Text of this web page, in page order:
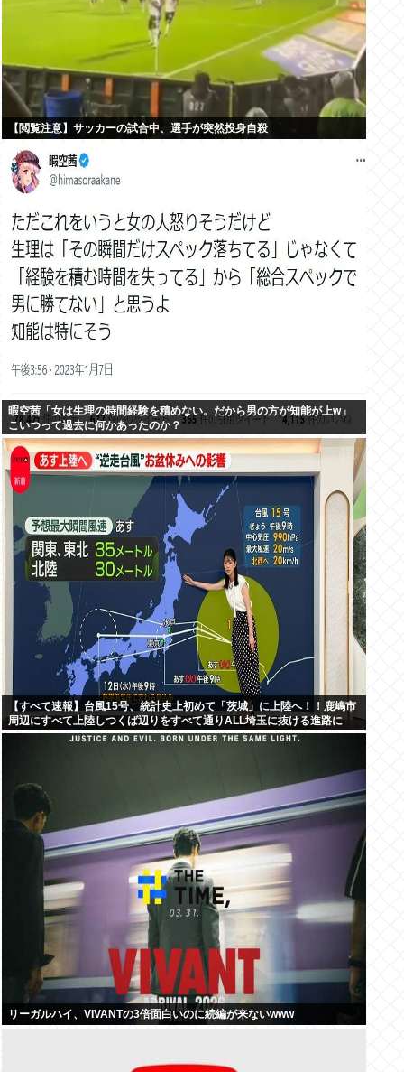
【閲覧注意】サッカーの試合中、選手が突然投身自殺
暇空茜「女は生理の時間経験を積めない。だから男の方が知能が上w」
こいつって過去に何かあったのか？
【すべて速報】台風15号、統計史上初めて「茨城」に上陸へ！！鹿嶋市
周辺にすべて上陸しつくば辺りをすべて通りALL埼玉に抜ける進路に
リーガルハイ、VIVANTの3倍面白いのに続編が来ないwww